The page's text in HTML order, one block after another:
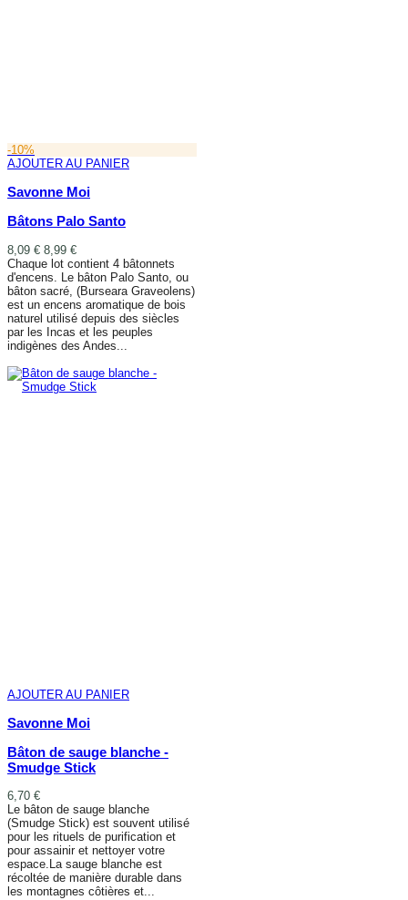
-10%
AJOUTER AU PANIER
Savonne Moi
Bâtons Palo Santo
8,09 € 8,99 €
Chaque lot contient 4 bâtonnets
d'encens. Le bâton Palo Santo, ou
bâton sacré, (Burseara Graveolens)
est un encens aromatique de bois
naturel utilisé depuis des siècles
par les Incas et les peuples
indigènes des Andes...
AJOUTER AU PANIER
Savonne Moi
Bâton de sauge blanche -
Smudge Stick
6,70 €
Le bâton de sauge blanche
(Smudge Stick) est souvent utilisé
pour les rituels de purification et
pour assainir et nettoyer votre
espace.La sauge blanche est
récoltée de manière durable dans
les montagnes côtières et...